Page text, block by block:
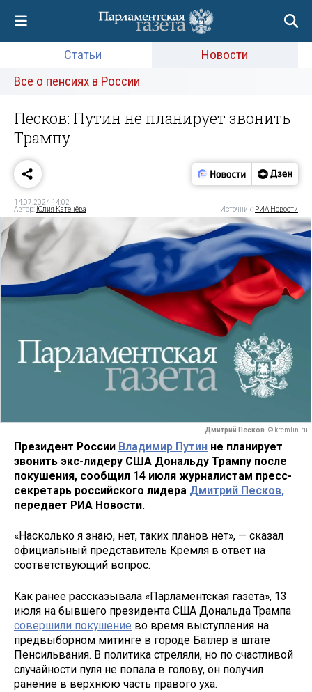
Статьи
Новости
Все о пенсиях в России
Песков: Путин не планирует звонить
Трампу
14.07.2024 14:02
Автор: Юлия Катенёва Источник: РИА Новости
Дмитрий Песков © kremlin.ru
Президент России Владимир Путин не планирует
звонить экс-лидеру США Дональду Трампу после
покушения, сообщил 14 июля журналистам пресс-
секретарь российского лидера Дмитрий Песков,
передает РИА Новости.
«Насколько я знаю, нет, таких планов нет», — сказал
официальный представитель Кремля в ответ на
соответствующий вопрос.
Как ранее рассказывала «Парламентская газета», 13
июля на бывшего президента США Дональда Трампа
совершили покушение во время выступления на
предвыборном митинге в городе Батлер в штате
Пенсильвания. В политика стреляли, но по счастливой
случайности пуля не попала в голову, он получил
ранение в верхнюю часть правого уха.